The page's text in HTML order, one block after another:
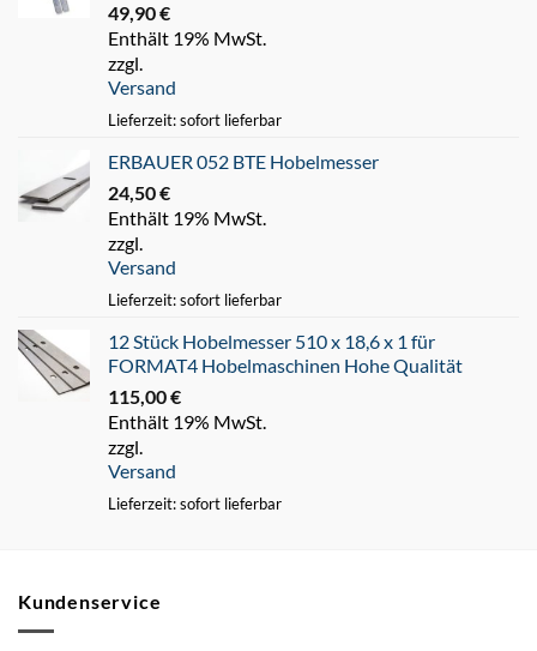
49,90€
Enthält 19% MwSt.
zzgl.
Versand
Lieferzeit: sofort lieferbar
ERBAUER 052 BTE Hobelmesser
24,50€
Enthält 19% MwSt.
zzgl.
Versand
Lieferzeit: sofort lieferbar
12 Stück Hobelmesser 510 x 18,6 x 1 für
FORMAT4 Hobelmaschinen Hohe Qualität
115,00€
Enthält 19% MwSt.
zzgl.
Versand
Lieferzeit: sofort lieferbar
Kundenservice